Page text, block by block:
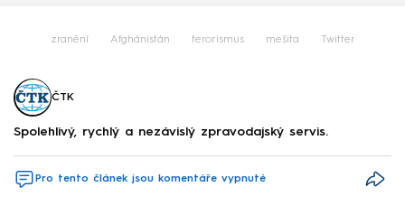
zranění Afghánistán terorismus mešita Twitter
ČTK
Spolehlivý, rychlý a nezávislý zpravodajský servis.
Pro tento článek jsou komentáře vypnuté